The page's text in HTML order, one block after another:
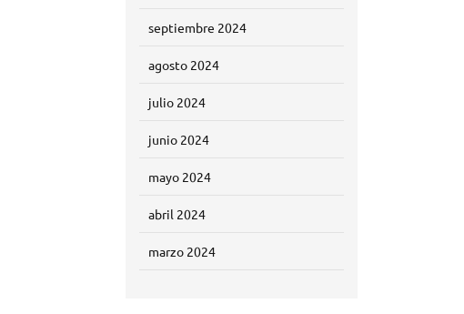
septiembre 2024
agosto 2024
julio 2024
junio 2024
mayo 2024
abril 2024
marzo 2024